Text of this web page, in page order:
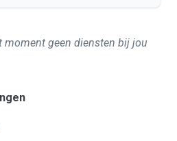
moment geen diensten bij jou